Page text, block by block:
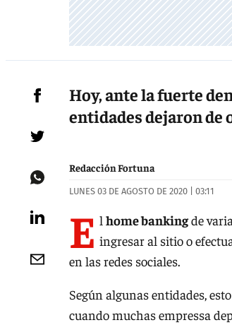
Hoy, ante la fuerte
entidades dejaron de
Redacción Fortuna
LUNES 03 DE AGOSTO DE 2020 | 03:11
E l home bankingde
ingresar al sitio o
en las redes sociales.
Según algunas entidades,
cuando muchas empressa